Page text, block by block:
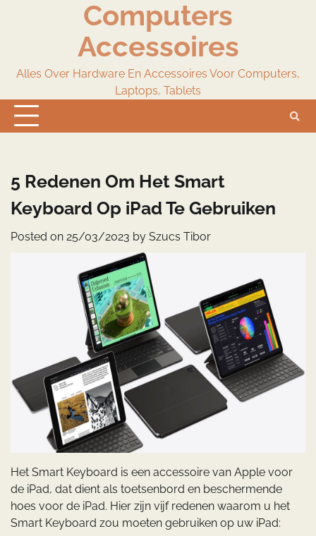
Computers
Accessoires
Alles Over Hardware En Accessoires Voor Computers,
Laptops, Tablets
5 Redenen Om Het Smart
Keyboard Op iPad Te Gebruiken
Posted on 25/03/2023 by Szucs Tibor
Het Smart Keyboard is een accessoire van Apple voor
de iPad, dat dient als toetsenbord en beschermende
hoes voor de iPad. Hier zijn vijf redenen waarom u het
Smart Keyboard zou moeten gebruiken op uw iPad: